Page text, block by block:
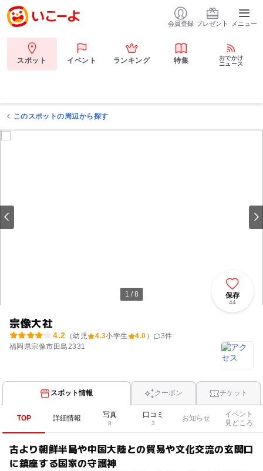
会員登録 プレゼント メニュー
スポット イベント ランキング 特集
おでかけ
ニュース
このスポットの周辺から探す
1 / 8
宗像大社
4.2 （幼児 4.3小学生 4.0 ） 3件
福岡県宗像市田島2331
保存
44
スポット情報 クーポン チケット
TOP 詳細情報 写真
8
口コミ
3
お知らせ
イベント
見どころ
古より朝鮮半島や中国大陸との貿易や文化交流の玄関口
に鎮座する国家の守護神